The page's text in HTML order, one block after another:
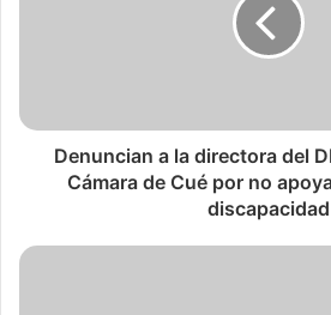
Denuncian a la directora del
Cámara de Cué por no
discapacidad